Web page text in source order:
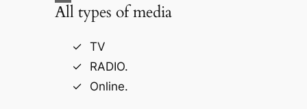
All types of media
TV
RADIO.
Online.